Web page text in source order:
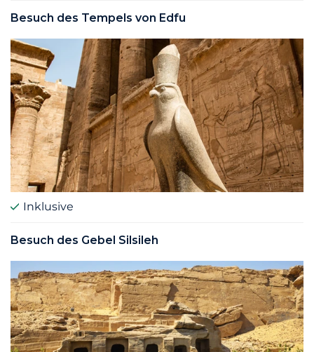
Besuch des Tempels von Edfu
Inklusive
Besuch des Gebel Silsileh